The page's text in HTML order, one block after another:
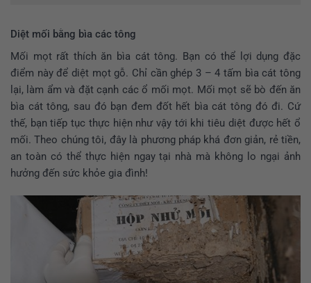
Diệt mối bằng bìa các tông
Mối mọt rất thích ăn bìa cát tông. Bạn có thể lợi dụng đặc
điểm này để diệt mọt gỗ. Chỉ cần ghép 3 – 4 tấm bìa cát tông
lại, làm ẩm và đặt cạnh các ổ mối mọt. Mối mọt sẽ bò đến ăn
bìa cát tông, sau đó bạn đem đốt hết bìa cát tông đó đi. Cứ
thế, bạn tiếp tục thực hiện như vậy tới khi tiêu diệt được hết ổ
mối. Theo chúng tôi, đây là phương pháp khá đơn giản, rẻ tiền,
an toàn có thể thực hiện ngay tại nhà mà không lo ngại ảnh
hưởng đến sức khỏe gia đình!